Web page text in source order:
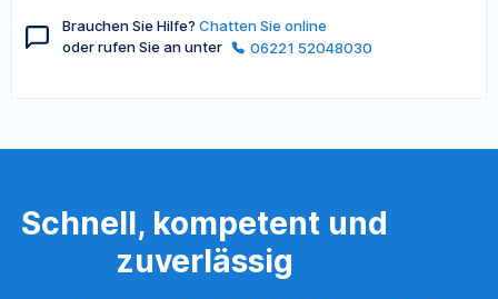
Brauchen Sie Hilfe? Chatten Sie online
oder rufen Sie an unter
06221 52048030
Schnell, kompetent und
zuverlässig